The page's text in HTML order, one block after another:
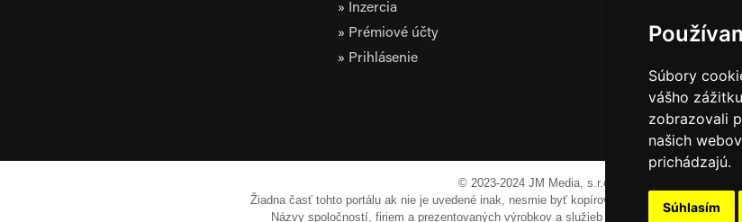
Súbory
vášho
zobrazovali
našich
prichádzajú.
Súhlasím
Inzercia
Prémiové účty
Prihlásenie
© 2023-2024 JM Media, s.r.o.
Žiadna časť tohto portálu ak nie je uvedené inak, nesmie byť kopírovaná, alebo
Názvy spoločností, firiem a prezentovaných výrobkov a služieb môžu byť registrovanými